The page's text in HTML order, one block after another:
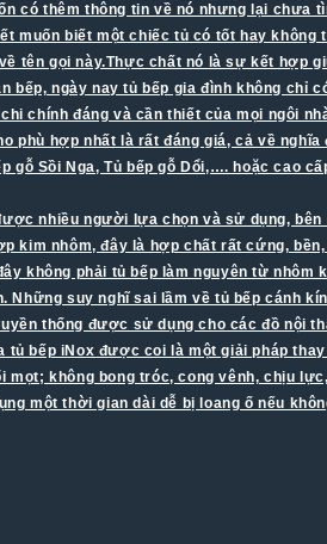
có thêm thông tin về nó nhưng lại
muốn biết một chiếc tủ có tốt hay
tên gọi này.Thực chất nó là sự kết
bếp, ngày nay tủ bếp gia đình không
chính đáng và cần thiết của mọi ngôi
phù hợp nhất là rất đáng giá, cả về
gỗ Sồi Nga, Tủ bếp gỗ Dổi,…. hoặc
nhiều người lựa chọn và sử dụng,
kim nhôm, đây là hợp chất rất cứng,
không phải tủ bếp làm nguyên từ
Những suy nghĩ sai lầm về tủ bếp cánh
thống được sử dụng cho các đồ nội
bếp iNox được coi là một giải pháp
mọt; không bong tróc, cong vênh, chịu
một thời gian dài dễ bị loang ố nếu